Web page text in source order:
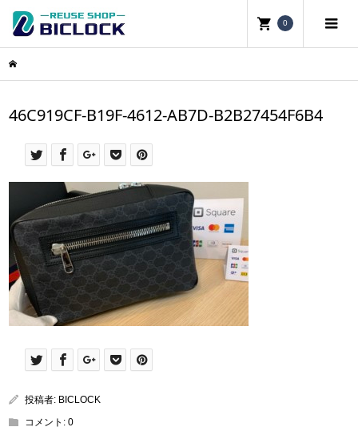
0
46C919CF-B19F-4612-AB7D-B2B27454F6B4
投稿者: BICLOCK
コメント:0